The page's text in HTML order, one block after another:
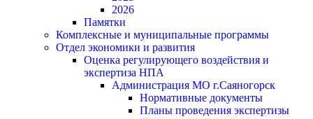
2026
Памятки
Комплексные и муниципальные программы
Отдел экономики и развития
Оценка регулирующего воздействия и
экспертиза НПА
Администрация МО г.Саяногорск
Нормативные документы
Планы проведения экспертизы